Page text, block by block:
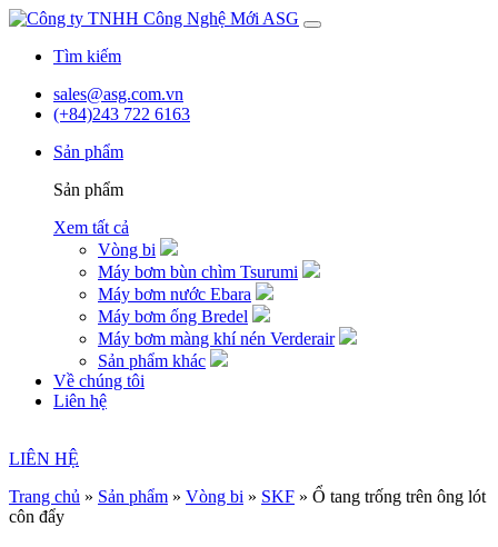
Skip
contentTìm kiếm
sales@asg.com.vn
(+84)243 722 6163
Sản phẩm
Sản phẩm
Xem tất cả
Vòng bi
Máy bơm bùn chìm Tsurumi
Máy bơm nước Ebara
Máy bơm ống Bredel
Máy bơm màng khí nén Verderair
Sản phẩm khác
Về chúng tôi
Liên hệ
LIÊN HỆ
Trang chủ » Sản phẩm » Vòng bi » SKF » Ổ tang trống trên ông lót
côn đẩy